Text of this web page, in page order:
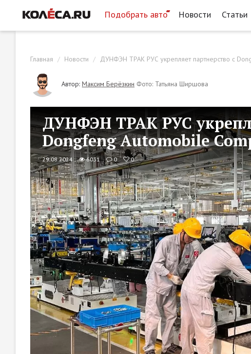
Подобрать авто Новости Статьи
Главная Новости ДУНФЭН ТРАК РУС укрепляет партнерство с
Автор: Максим Берёзкин Фото: Татьяна Ширшова
ДУНФЭН ТРАК РУС
Dongfeng Automobile
29.08.2024 6031 0 0